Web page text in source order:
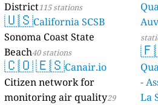
District115 stations
🇺🇸California SCSB
Sonoma Coast State
Beach40 stations
🇨🇴🇪🇸Canair.io
Citizen network for
monitoring air quality29
-
La